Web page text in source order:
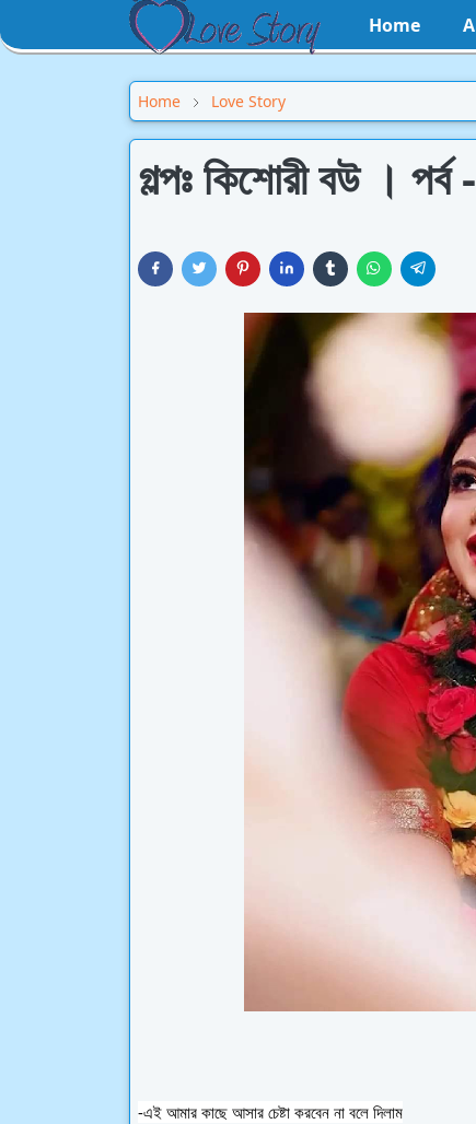
Home
Home Love Story
গল্পঃ কিশোরী বউ । পর্ব
-এই আমার কাছে আসার চেষ্টা করবেন না বলে দিলাম